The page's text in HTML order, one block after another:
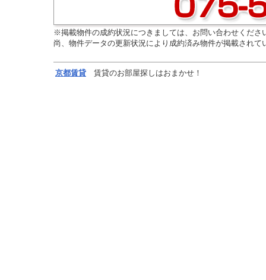
※掲載物件の成約状況につきましては、お問い合わせくださ
尚、物件データの更新状況により成約済み物件が掲載され
京都賃貸 賃貸のお部屋探しはおまかせ！